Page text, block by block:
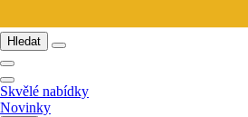
Hledat
Skvělé nabídky
Novinky